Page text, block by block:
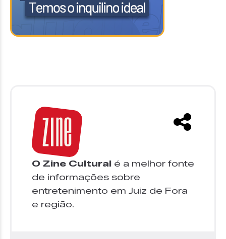
O Zine Cultural é a melhor fonte
de informações sobre
entretenimento em Juiz de Fora
e região.